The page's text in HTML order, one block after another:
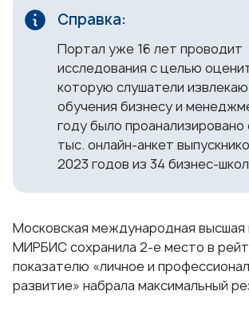
Портал уже 16 лет проводит
исследования с целью
которую слушатели
обучения бизнесу и
году было проанализировано
тыс. онлайн-анкет
2023 годов из 34 бизнес-
Московская международная высшая
МИРБИС сохранила 2-е место в
показателю «личное и
развитие» набрала максимальный